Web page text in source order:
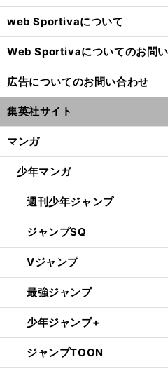
web Sportivaについて
Web Sportivaについてのお問
広告についてのお問い合わせ
集英社サイト
マンガ
少年マンガ
週刊少年ジャンプ
ジャンプSQ
Vジャンプ
最強ジャンプ
少年ジャンプ+
ジャンプTOON